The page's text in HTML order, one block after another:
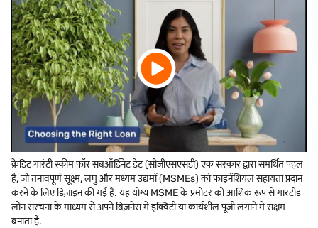
क्रेडिट गारंटी स्कीम फॉर सबऑर्डिनेट डेट (सीजीएसएसडी) एक सरकार द्वारा समर्थित पहल
है, जो तनावपूर्ण सूक्ष्म, लघु और मध्यम उद्यमों (MSMEs) को फाइनेंशियल सहायता प्रदान
करने के लिए डिज़ाइन की गई है. यह योग्य MSME के प्रमोटर को आंशिक रूप से गारंटीड
लोन संरचना के माध्यम से अपने बिज़नेस में इक्विटी या कार्यशील पूंजी लगाने में सक्षम
बनाता है.